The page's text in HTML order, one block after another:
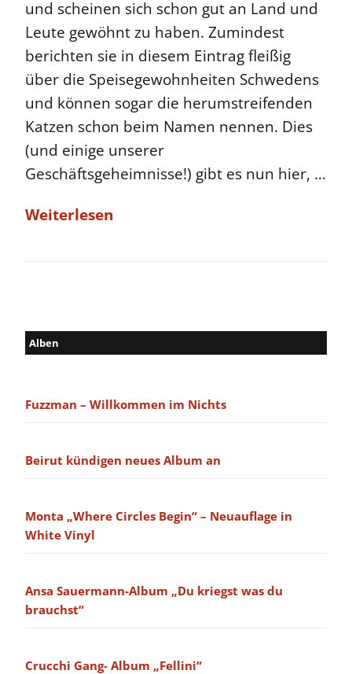
und scheinen sich schon gut an Land und
Leute gewöhnt zu haben. Zumindest
berichten sie in diesem Eintrag fleißig
über die Speisegewohnheiten Schwedens
und können sogar die herumstreifenden
Katzen schon beim Namen nennen. Dies
(und einige unserer
Geschäftsgeheimnisse!) gibt es nun hier, …
Weiterlesen
Alben
Fuzzman – Willkommen im Nichts
Beirut kündigen neues Album an
Monta „Where Circles Begin“ – Neuauflage in
White Vinyl
Ansa Sauermann-Album „Du kriegst was du
brauchst“
Crucchi Gang- Album „Fellini“